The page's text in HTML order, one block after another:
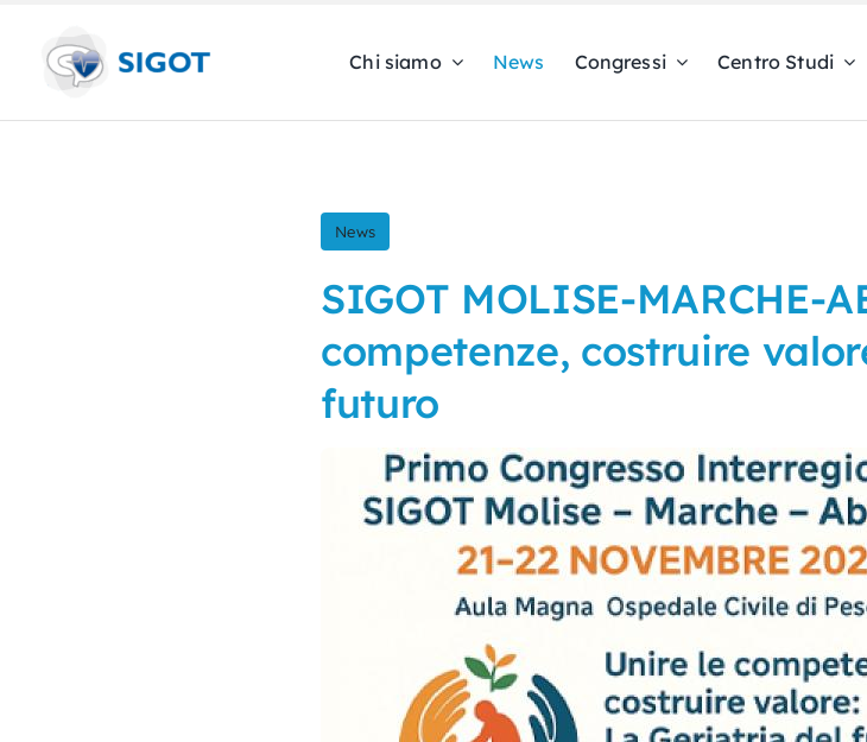
content
Chi siamo News Congressi Centro Studi
News
SIGOT MOLISE-MARCHE-
competenze, costruire
futuro